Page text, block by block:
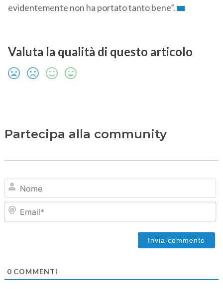
evidentemente non ha portato tanto bene”.
Valuta la qualità di questo articolo
Partecipa alla community
0COMMENTI